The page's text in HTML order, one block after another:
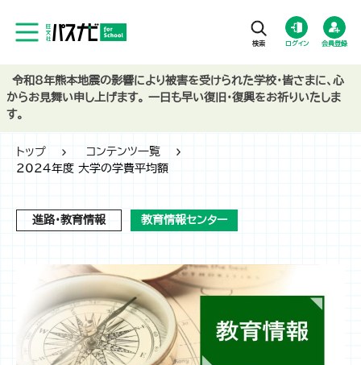
ログイン 会員登録
トップ
コンテンツ一覧
2024年度 大学の学費平均額
進路・教育情報 教育情報センター
令和8年熊本地震の影響により被害を受けられた学校・皆さまに、心
からお見舞い申し上げます。 一日も早い復旧・復興をお祈りいたしま
す。